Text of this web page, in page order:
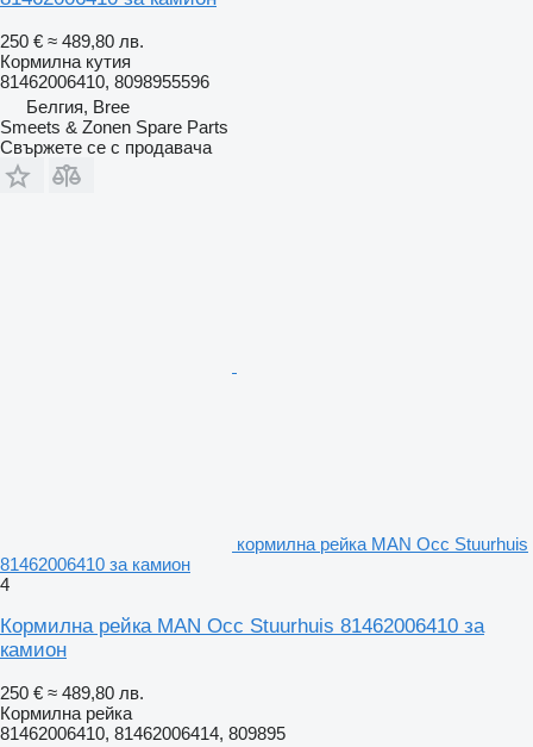
250 € ≈ 489,80 лв.
Кормилна кутия
81462006410, 8098955596
Белгия, Bree
Smeets & Zonen Spare Parts
Свържете се с продавача
кормилна рейка MAN Occ Stuurhuis
81462006410 за камион
4
Кормилна рейка MAN Occ Stuurhuis 81462006410 за
камион
250 € ≈ 489,80 лв.
Кормилна рейка
81462006410, 81462006414, 809895